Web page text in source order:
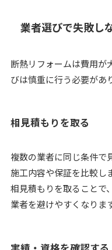
業者選びで失敗し
断熱リフォームは費用が
びは慎重に行う必要があ
相見積もりを取る
複数の業者に同じ条件で
施工内容や保証を比較し
相見積もりを取ることで
業者を避けやすくなりま